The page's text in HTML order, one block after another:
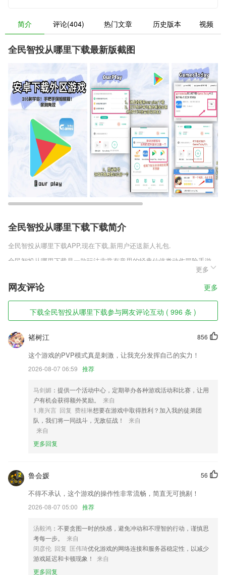
简介 评论(404) 热门文章 历史版本 视频
全民智投从哪里下载最新版截图
全民智投从哪里下载下载简介
全民智投从哪里下载APP,现在下载,新用户还送新人礼包.
全民智投从哪里下载是一款玩法非常有意思的经典仙侠类动作冒险手游，
玩家在这款游戏中是可以强化装备的，只不过玩家强化装备是需要大量的
强化材料，这些材料可以通过系统赠送、签到、任务和副本来获取，只不
过任务和副本的材料是需要拥有一定的实力。
全民智投从哪里下载软件特色
1,包含的学习知识点还是比较多的啊，直接线上预约线下就可以学习起
来。
2,一键分享：qq空间、微信好友、朋友圈、QQ好友、腾讯微博等各大社
交平台，均可轻松一键分享，让你引领朋友们中的新潮流。
3,随时随地管理2265用户的智能设备，家中状态尽在掌握。
4,模拟演练
5,提高对色彩的认知贴纸拼图全新玩法艺术与解压的完美融合，提供多种
多样的精美模板风格多变的艺术专辑。
6,【照片备份】
全民智投从哪里下载软件优势
注重系统性和进阶性。让学习者迅速掌握在实际生活中运用英语的能力
2.快速购课：支持支付宝，尽在“掌”握
3.·在线能够更好的记录自己的学习情况，帮助用户快速的提升自己的能
4.以曲线图的形式展现出用户的运动状态。
5.带给大家更好的学习体验，每天的课程资源超全面。
6.系统课1A含
更多
网友评论 更多
下载全民智投从哪里下载参与网友评论互动 ( 996 条 )
856
褚树江
这个游戏的PVP模式真是刺激，让我充分发挥自己的实力！
2026-08-07 06:59 推荐
马剑媚 ：提供一个活动中心，定期举办各种游戏活动和比赛，让用
户有机会获得额外奖励。
来自
1.雍兴言 回复 费桂琳想要在游戏中取得胜利？加入我的徒弟团
队，我们将一同战斗，无敌征战！
来自
来自
更多回复
56
鲁会媛
不得不承认，这个游戏的操作性非常流畅，简直无可挑剔！
2026-08-07 05:00 推荐
汤毅鸿 ：不要贪图一时的快感，避免冲动和不理智的行动，谨慎思
考每一步。
来自
闵彦伦 回复 匡伟琦优化游戏的网络连接和服务器稳定性，以减少
游戏延迟和卡顿现象！
来自
更多回复